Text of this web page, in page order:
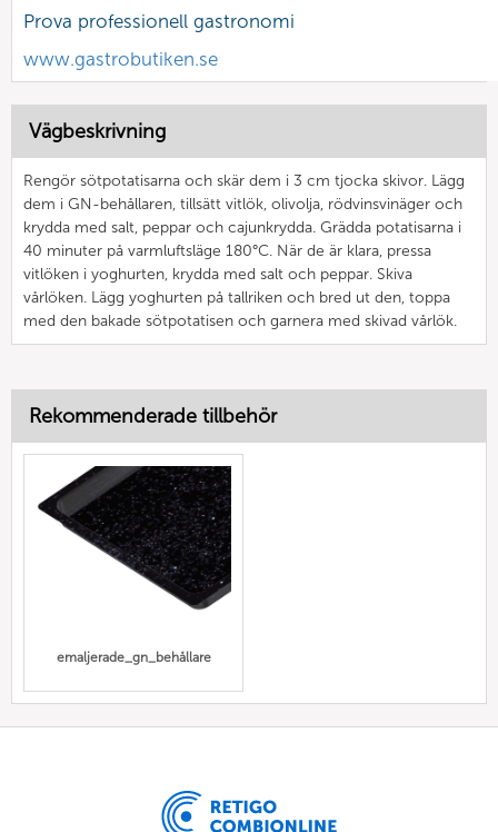
Prova professionell gastronomi
www.gastrobutiken.se
Vägbeskrivning
Rengör sötpotatisarna och skär dem i 3 cm tjocka skivor. Lägg
dem i GN-behållaren, tillsätt vitlök, olivolja, rödvinsvinäger och
krydda med salt, peppar och cajunkrydda. Grädda potatisarna i
40 minuter på varmluftsläge 180°C. När de är klara, pressa
vitlöken i yoghurten, krydda med salt och peppar. Skiva
vårlöken. Lägg yoghurten på tallriken och bred ut den, toppa
med den bakade sötpotatisen och garnera med skivad vårlök.
Rekommenderade tillbehör
emaljerade_gn_behållare